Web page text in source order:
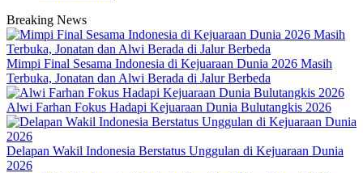
Breaking News
Mimpi Final Sesama Indonesia di Kejuaraan Dunia 2026 Masih
Terbuka, Jonatan dan Alwi Berada di Jalur Berbeda
Alwi Farhan Fokus Hadapi Kejuaraan Dunia Bulutangkis 2026
Delapan Wakil Indonesia Berstatus Unggulan di Kejuaraan Dunia
2026